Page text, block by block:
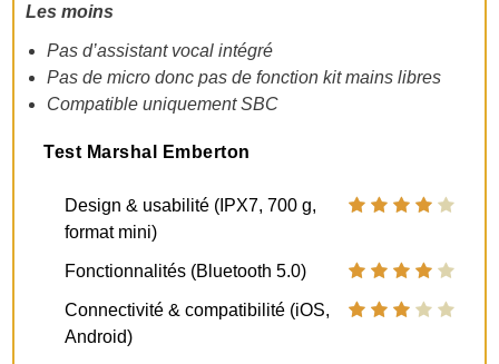
Les moins
Pas d’assistant vocal intégré
Pas de micro donc pas de fonction kit mains libres
Compatible uniquement SBC
Test Marshal Emberton
Design & usabilité (IPX7, 700 g,
format mini)
Fonctionnalités (Bluetooth 5.0)
Connectivité & compatibilité (iOS,
Android)